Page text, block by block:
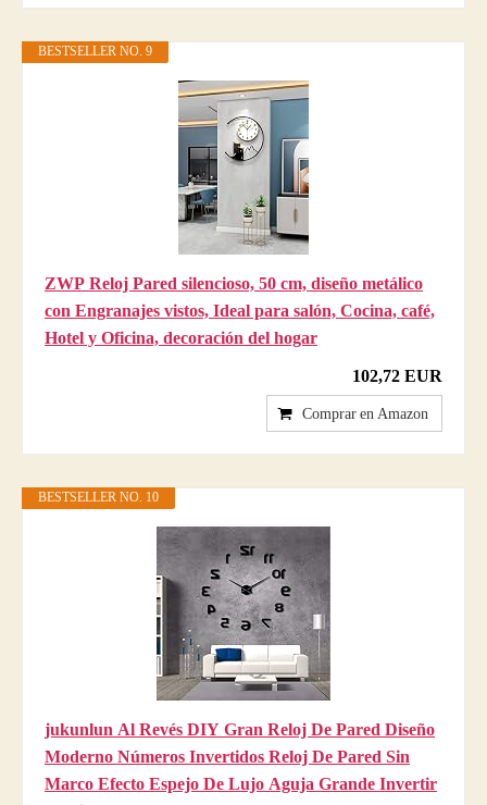
BESTSELLER NO. 9
ZWP Reloj Pared silencioso, 50 cm, diseño metálico
con Engranajes vistos, Ideal para salón, Cocina, café,
Hotel y Oficina, decoración del hogar
102,72 EUR
Comprar en Amazon
BESTSELLER NO. 10
jukunlun Al Revés DIY Gran Reloj De Pared Diseño
Moderno Números Invertidos Reloj De Pared Sin
Marco Efecto Espejo De Lujo Aguja Grande Invertir